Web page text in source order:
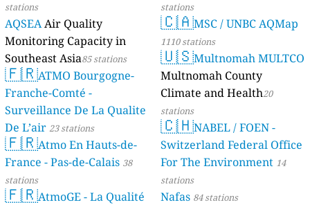
stations
AQSEAAir Quality
Monitoring Capacity in
Southeast Asia85 stations
🇫🇷ATMO Bourgogne-
Franche-Comté -
Surveillance De La Qualite
De L’air 23 stations
🇫🇷Atmo En Hauts-de-
France - Pas-de-Calais 38
stations
🇫🇷AtmoGE - La Qualité
stations
🇨🇦MSC / UNBC AQMap
1110 stations
🇺🇸Multnomah MULTCO
Multnomah County
Climate and Health20
stations
🇨🇭NABEL / FOEN -
Switzerland Federal Office
For The Environment 14
stations
Nafas 84 stations